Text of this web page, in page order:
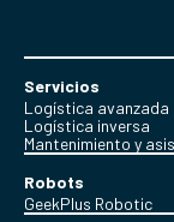
Servicios
Logística avanzada
Logística inversa
Mantenimiento y
Robots
GeekPlus Robotic